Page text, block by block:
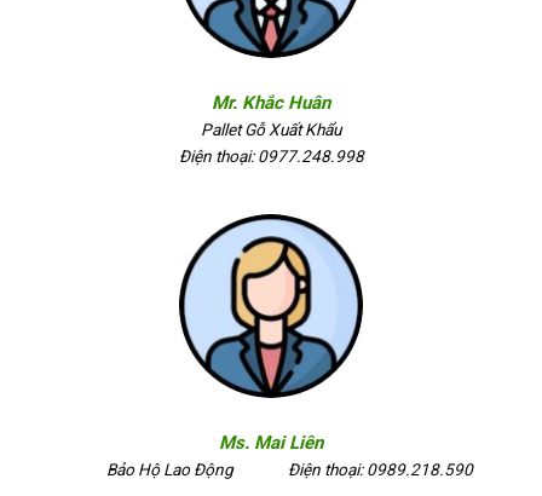
Mr. Khắc Huân
Pallet Gỗ Xuất Khẩu
Điện thoại: 0977.248.998
Ms. Mai Liên
Bảo Hộ Lao Động Điện thoại: 0989.218.590